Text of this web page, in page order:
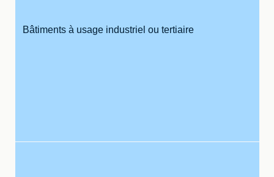
Bâtiments à usage industriel ou tertiaire